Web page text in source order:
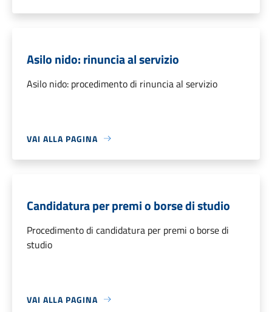
Asilo nido: rinuncia al servizio
Asilo nido: procedimento di rinuncia al servizio
VAI ALLA PAGINA
Candidatura per premi o borse di studio
Procedimento di candidatura per premi o borse di
studio
VAI ALLA PAGINA